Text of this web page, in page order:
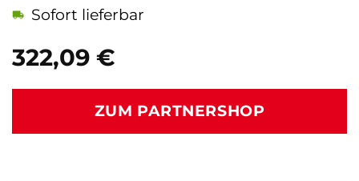
322,09 €
Sofort lieferbar
ZUM PARTNERSHOP